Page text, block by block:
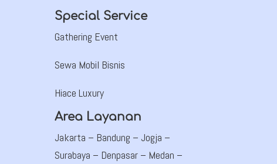
Special Service
Gathering Event
Sewa Mobil Bisnis
Hiace Luxury
Area Layanan
Jakarta – Bandung – Jogja –
Surabaya – Denpasar – Medan –